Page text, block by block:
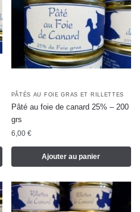
PÂTÉS AU FOIE GRAS ET RILLETTES
Pâté au foie de canard 25% – 200
grs
6,00 €
Ajouter au panier